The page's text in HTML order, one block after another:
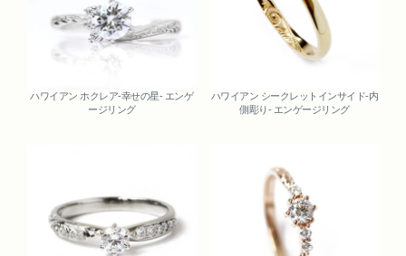
ハワイアン ホクレア-幸せの星- エンゲ
ージリング
ハワイアン シークレットインサイド-内
側彫り- エンゲージリング